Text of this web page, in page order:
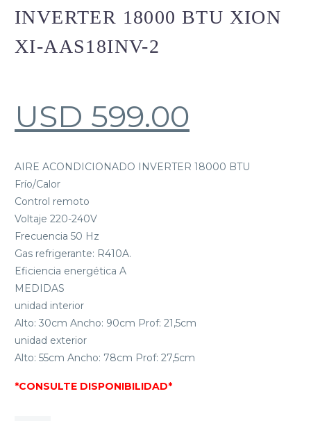
INVERTER 18000 BTU XION
XI-AAS18INV-2
USD 599.00
AIRE ACONDICIONADO INVERTER 18000 BTU
Frío/Calor
Control remoto
Voltaje 220-240V
Frecuencia 50 Hz
Gas refrigerante: R410A.
Eficiencia energética A
MEDIDAS
unidad interior
Alto: 30cm Ancho: 90cm Prof: 21,5cm
unidad exterior
Alto: 55cm Ancho: 78cm Prof: 27,5cm
*CONSULTE DISPONIBILIDAD*